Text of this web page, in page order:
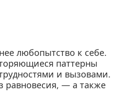
любопытство к себе.
паттерны
и вызовами.
равновесия, — а также